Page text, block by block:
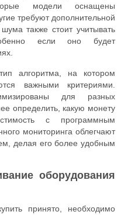
модели оснащены
требуют дополнительной
также стоит учитывать
если оно будет
алгоритма, на котором
важными критериями.
для разных
определить, какую монету
с программным
мониторинга облегчают
делая его более удобным
оборудования
принято, необходимо